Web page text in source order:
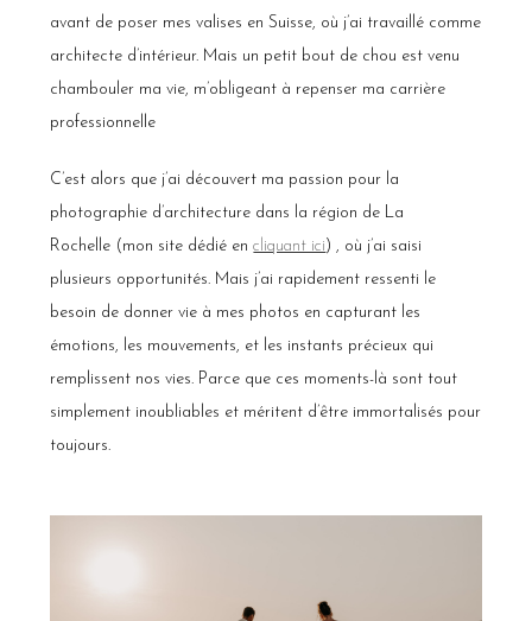
avant de poser mes valises en Suisse, où j’ai travaillé comme
architecte d’intérieur. Mais un petit bout de chou est venu
chambouler ma vie, m’obligeant à repenser ma carrière
professionnelle
C’est alors que j’ai découvert ma passion pour la
photographie d’architecture dans la région de La
Rochelle (mon site dédié encliquant ici ) , où j’ai saisi
plusieurs opportunités. Mais j’ai rapidement ressenti le
besoin de donner vie à mes photos en capturant les
émotions, les mouvements, et les instants précieux qui
remplissent nos vies. Parce que ces moments-là sont tout
simplement inoubliables et méritent d’être immortalisés pour
toujours.